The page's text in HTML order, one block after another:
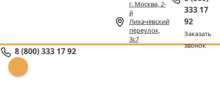
г. Москва, 2-
й
Лихачёвский
переулок,
3с7
333 17
92
Заказать
звонок
8 (800) 333 17 92